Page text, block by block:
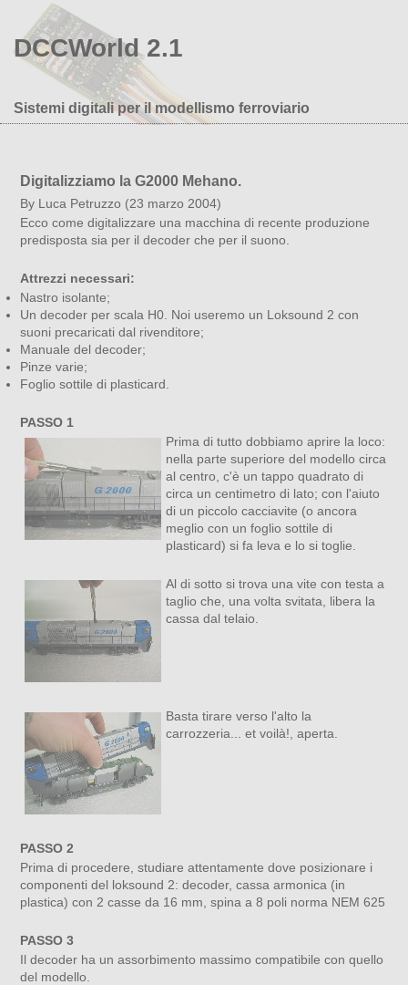
DCCWorld 2.1
Sistemi digitali per il modellismo ferroviario
Digitalizziamo la G2000 Mehano.
By Luca Petruzzo (23 marzo 2004)
Ecco come digitalizzare una macchina di recente produzione
predisposta sia per il decoder che per il suono.
Attrezzi necessari:
Nastro isolante;
Un decoder per scala H0. Noi useremo un Loksound 2 con
suoni precaricati dal rivenditore;
Manuale del decoder;
Pinze varie;
Foglio sottile di plasticard.
PASSO 1
Prima di tutto dobbiamo aprire la loco:
nella parte superiore del modello circa
al centro, c'è un tappo quadrato di
circa un centimetro di lato; con l'aiuto
di un piccolo cacciavite (o ancora
meglio con un foglio sottile di
plasticard) si fa leva e lo si toglie.
Al di sotto si trova una vite con testa a
taglio che, una volta svitata, libera la
cassa dal telaio.
Basta tirare verso l'alto la
carrozzeria... et voilà!, aperta.
PASSO 2
Prima di procedere, studiare attentamente dove posizionare i
componenti del loksound 2: decoder, cassa armonica (in
plastica) con 2 casse da 16 mm, spina a 8 poli norma NEM 625
PASSO 3
Il decoder ha un assorbimento massimo compatibile con quello
del modello.